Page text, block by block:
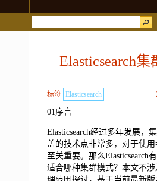
Elasticsearch
标签 Elasticsearch
01序言
Elasticsearch经过多年发展，
盖的技术点非常多，对于使
至关重要。那么Elasticsearch
适合哪种集群模式？本文不